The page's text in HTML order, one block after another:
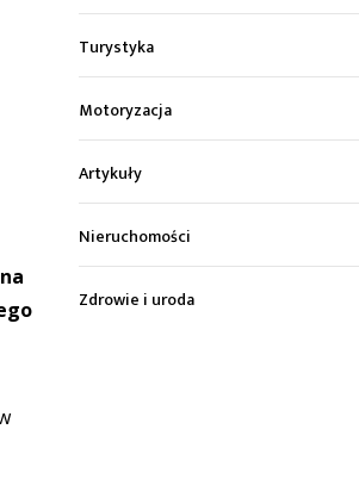
Turystyka
Motoryzacja
Artykuły
Nieruchomości
Zdrowie i uroda